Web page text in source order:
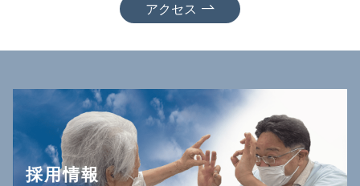
アクセス
採用情報